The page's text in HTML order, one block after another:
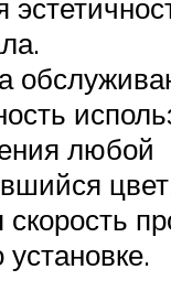
любой
установке.